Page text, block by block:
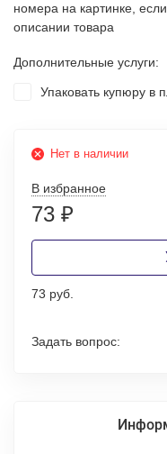
номера на картинке,
описании товара
Дополнительные услуги:
Упаковать купюру в
Нет в наличии
В избранное
73 ₽
73 руб.
Задать вопрос: